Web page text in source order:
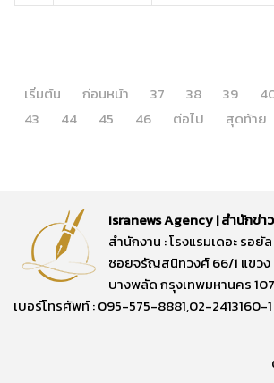
เริ่มต้น ก่อนหน้า 37 38 39
43
44 45 46 ต่อไป สุดท้าย
Isranews Agency | สำนักข่า
สำนักงาน : โรงแรมเดอะ รอยั
ซอยจรัญสนิทวงศ์ 66/1 แขวง
บางพลัด กรุงเทพมหานคร
เบอร์โทรศัพท์ : 095-575-8881,02-2413160-1